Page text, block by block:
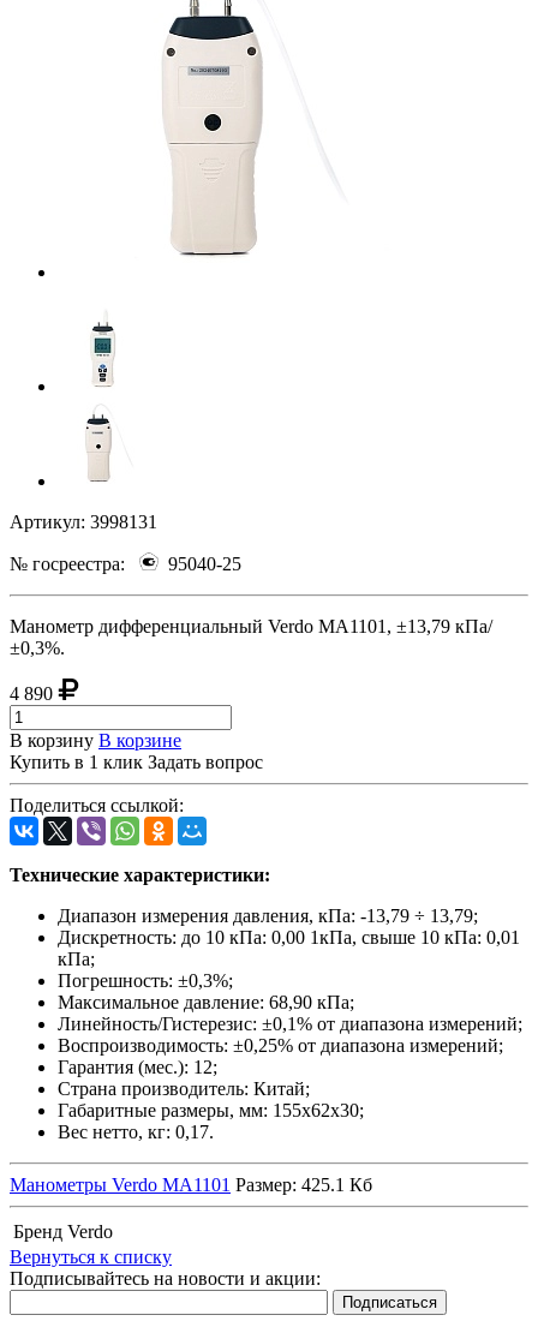
Артикул: 3998131
№ госреестра: 95040-25
Манометр дифференциальный Verdo MA1101, ±13,79 кПа/
±0,3%.
4 890
В корзину В корзине
Купить в 1 клик Задать вопрос
Поделиться ссылкой:
Технические характеристики:
Диапазон измерения давления, кПа: -13,79 ÷ 13,79;
Дискретность: до 10 кПа: 0,00 1кПа, свыше 10 кПа: 0,01
кПа;
Погрешность: ±0,3%;
Максимальное давление: 68,90 кПа;
Линейность/Гистерезис: ±0,1% от диапазона измерений;
Воспроизводимость: ±0,25% от диапазона измерений;
Гарантия (мес.): 12;
Страна производитель: Китай;
Габаритные размеры, мм: 155х62х30;
Вес нетто, кг: 0,17.
Манометры Verdo MA1101 Размер: 425.1 Кб
Бренд Verdo
Вернуться к списку
Подписывайтесь на новости и акции: